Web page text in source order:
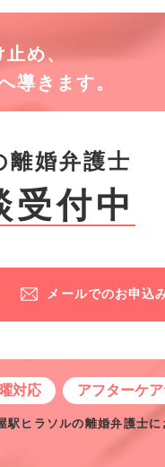
め、
導きます。
離婚弁護士
受付中
メールでのお申込
対応 アフターケ
ヒラソルの離婚弁護士に